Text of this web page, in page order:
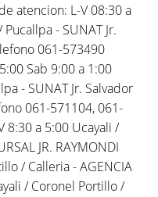
atencion: L-V 08:30 a
- SUNAT Jr.
061-573490
Sab 9:00 a 1:00
- SUNAT Jr. Salvador
061-571104, 061-
8:30 a 5:00 Ucayali /
JR. RAYMONDI
/ Calleria - AGENCIA
/ Coronel Portillo /